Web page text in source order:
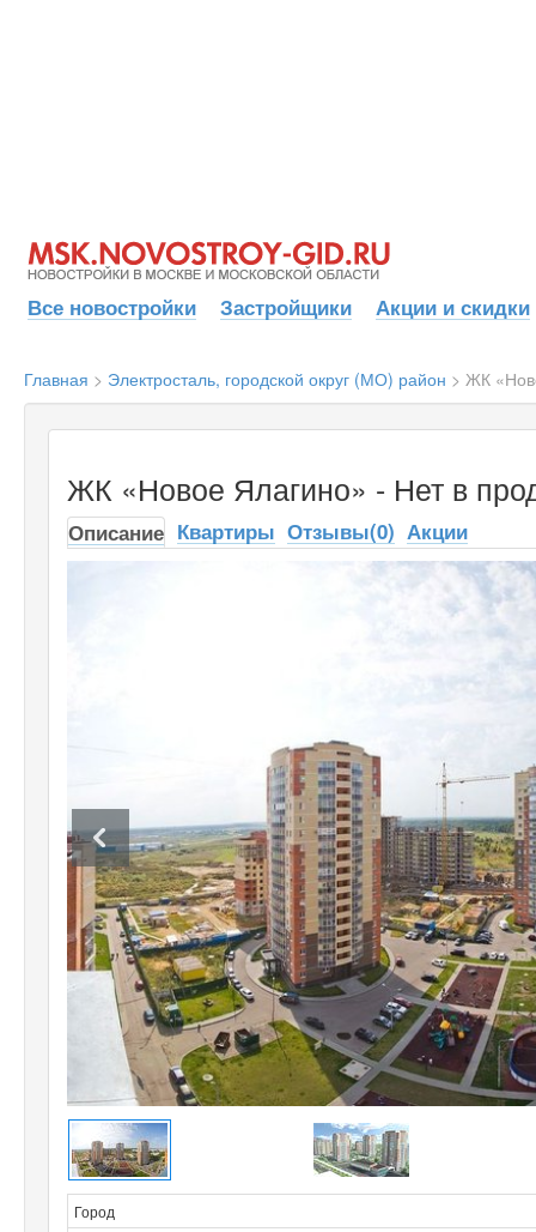
Все новостройки Застройщики Акции и скидки
Главная > Электросталь, городской округ (МО) район > ЖК
ЖК «Новое Ялагино» - Нет в
Описание Квартиры Отзывы(0) Акции
Город